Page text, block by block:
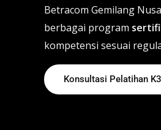
Betracom Gemilang
berbagai program
kompetensi sesuai
Konsultasi Pelatihan K3